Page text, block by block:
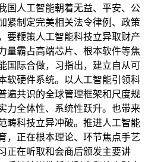
国人工智能朝着无益、平安、公
紧制定完美相关法令律例、政策
要鞭策人工智能科技立异取财产
量霸占高端芯片、根本软件等焦
国际合做，习指出，建立自从可
软硬件系统。以人工智能引领科
遍共识的全球管理框架和尺度规
力全体性、系统性跃升。也带来
畴科技立异冲破。推进人工智能
，正在根本理论、环节焦点手艺
正在听取和会商后颁发主要讲